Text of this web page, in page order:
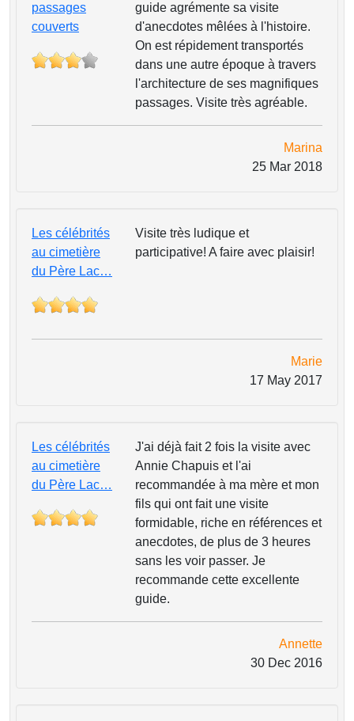
passages
couverts
guide agrémente sa visite
d'anecdotes mêlées à l'histoire.
On est répidement transportés
dans une autre époque à travers
l'architecture de ses magnifiques
passages. Visite très agréable.
Marina
25 Mar 2018
Les célébrités
au cimetière
du Père Lac…
Visite très ludique et
participative! A faire avec plaisir!
Marie
17 May 2017
Les célébrités
au cimetière
du Père Lac…
J'ai déjà fait 2 fois la visite avec
Annie Chapuis et l'ai
recommandée à ma mère et mon
fils qui ont fait une visite
formidable, riche en références et
anecdotes, de plus de 3 heures
sans les voir passer. Je
recommande cette excellente
guide.
Annette
30 Dec 2016